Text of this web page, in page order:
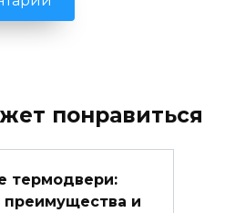
понравиться
термодвери:
преимущества и